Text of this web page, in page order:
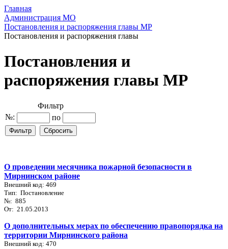
Главная
Администрация МО
Постановления и распоряжения главы МР
Постановления и распоряжения главы
Постановления и
распоряжения главы МР
Фильтр
№:
по
О проведении месячника пожарной безопасности в
Мирнинском районе
Внешний код: 469
Тип: Постановление
№: 885
От: 21.05.2013
О дополнительных мерах по обеспечению правопорядка на
территории Мирнинского района
Внешний код: 470